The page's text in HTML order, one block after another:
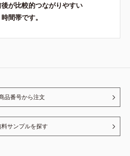
が比較的つながりやすい
時間帯です。
品番号から注文
料サンプルを探す